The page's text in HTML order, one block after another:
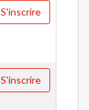
S'inscrire
S'inscrire